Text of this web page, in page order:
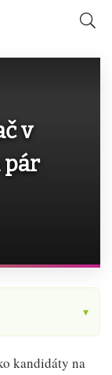
v
pár
▾
kandidáty na